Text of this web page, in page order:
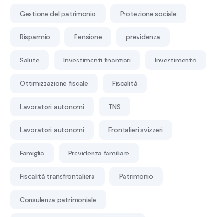
Gestione del patrimonio Protezione sociale
Risparmio Pensione previdenza
Salute Investimenti finanziari Investimento
Ottimizzazione fiscale Fiscalità
Lavoratori autonomi TNS
Lavoratori autonomi Frontalieri svizzeri
Famiglia Previdenza familiare
Fiscalità transfrontaliera Patrimonio
Consulenza patrimoniale